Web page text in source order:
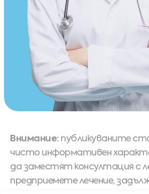
Внимание: публикуваните
чисто информативен
да заместят консултация с
предприемете лечение,